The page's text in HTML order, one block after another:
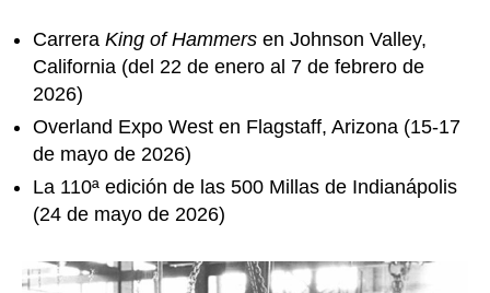
Carrera King of Hammers en Johnson Valley,
California (del 22 de enero al 7 de febrero de
2026)
Overland Expo West en Flagstaff, Arizona (15-17
de mayo de 2026)
La 110ª edición de las 500 Millas de Indianápolis
(24 de mayo de 2026)